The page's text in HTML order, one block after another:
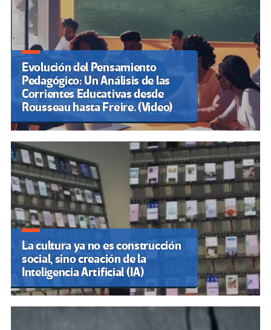
Evolución del Pensamiento
Pedagógico: Un Análisis de las
Corrientes Educativas desde
Rousseau hasta Freire. (Video)
La cultura ya no es construcción
social, sino creación de la
Inteligencia Artificial (IA)